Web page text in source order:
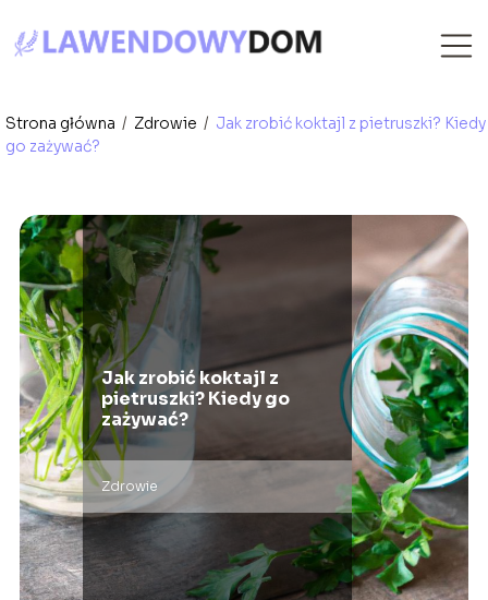
Strona główna / Zdrowie / Jak zrobić koktajl z pietruszki? Kiedy
go zażywać?
Jak zrobić koktajl z
pietruszki? Kiedy go
zażywać?
Zdrowie